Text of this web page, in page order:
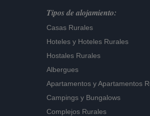
Tipos de alojamiento:
Casas Rurales
Hoteles y Hoteles Rurales
Hostales Rurales
Albergues
Apartamentos yApartamentos
Campings y Bungalows
Complejos Rurales